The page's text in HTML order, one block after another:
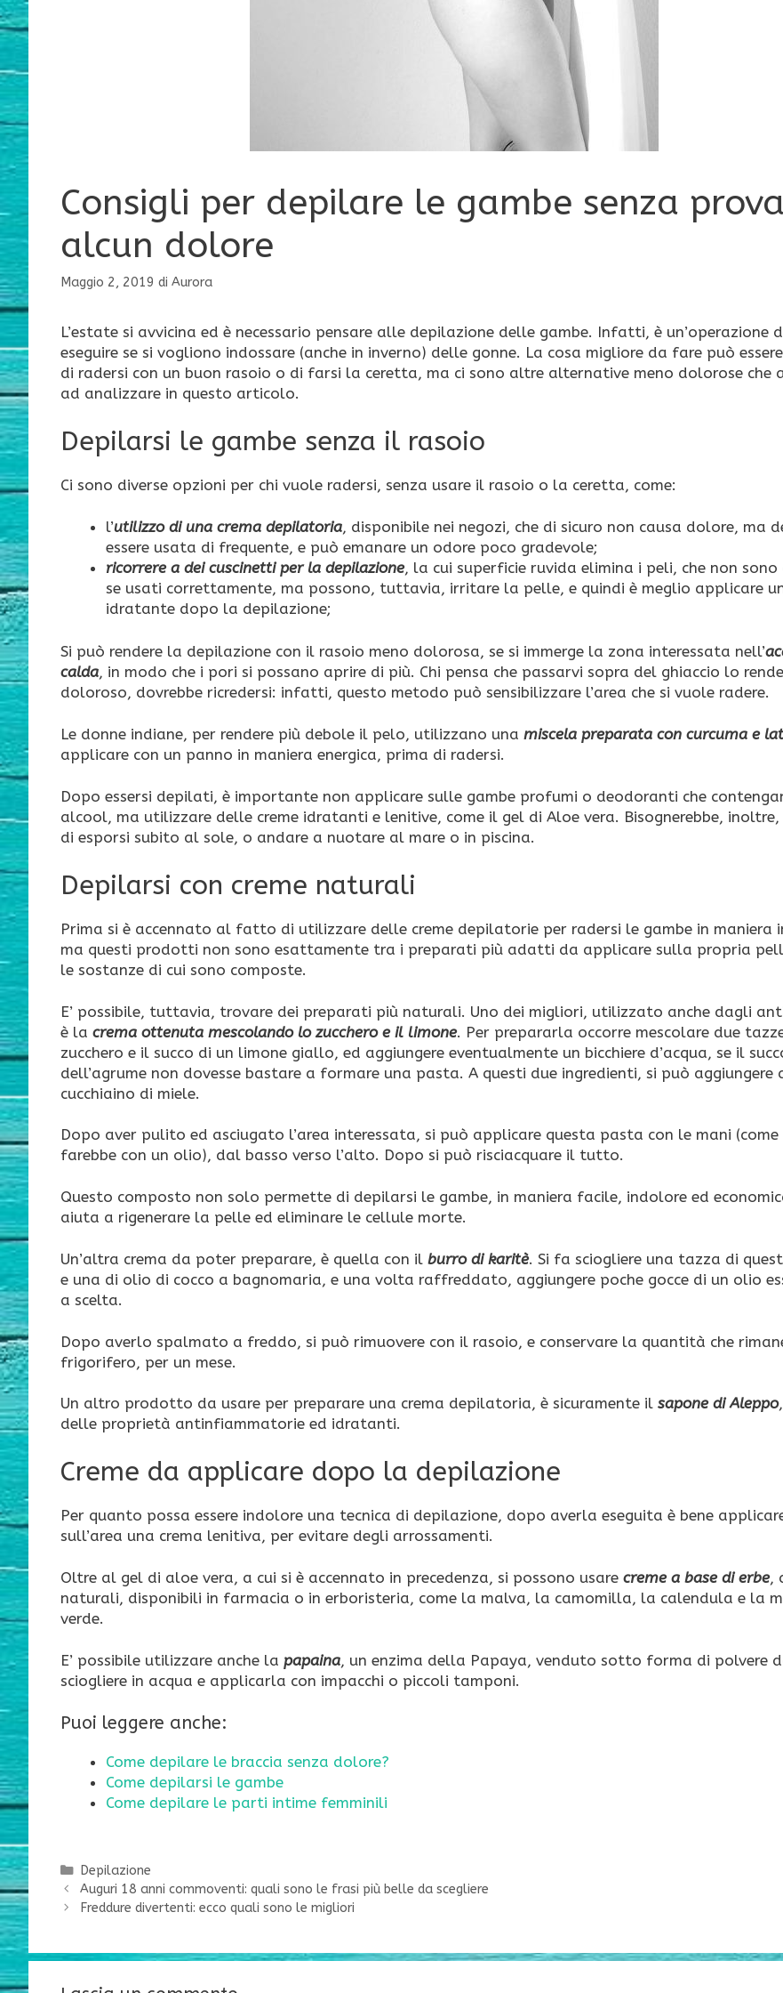
Consigli per depilare le gambe senza
alcun dolore
Maggio 2, 2019 di Aurora
L’estate si avvicina ed è necessario pensare alle depilazione delle gambe. Infatti, è un’operazione
eseguire se si vogliono indossare (anche in inverno) delle gonne. La cosa migliore da fare può
di radersi con un buon rasoio o di farsi la ceretta, ma ci sono altre alternative meno dolorose che
ad analizzare in questo articolo.
Depilarsi le gambe senza il rasoio
Ci sono diverse opzioni per chi vuole radersi, senza usare il rasoio o la ceretta, come:
l’utilizzo di una crema depilatoria, disponibile nei negozi, che di sicuro non causa dolore, ma
essere usata di frequente, e può emanare un odore poco gradevole;
ricorrere a dei cuscinetti per la depilazione, la cui superficie ruvida elimina i peli, che non
se usati correttamente, ma possono, tuttavia, irritare la pelle, e quindi è meglio applicare
idratante dopo la depilazione;
Si può rendere la depilazione con il rasoio meno dolorosa, se si immerge la zona interessata nell’
calda, in modo che i pori si possano aprire di più. Chi pensa che passarvi sopra del ghiaccio lo
doloroso, dovrebbe ricredersi: infatti, questo metodo può sensibilizzare l’area che si vuole radere.
Le donne indiane, per rendere più debole il pelo, utilizzano una miscela preparata con curcuma e
applicare con un panno in maniera energica, prima di radersi.
Dopo essersi depilati, è importante non applicare sulle gambe profumi o deodoranti che
alcool, ma utilizzare delle creme idratanti e lenitive, come il gel di Aloe vera. Bisognerebbe,
di esporsi subito al sole, o andare a nuotare al mare o in piscina.
Depilarsi con creme naturali
Prima si è accennato al fatto di utilizzare delle creme depilatorie per radersi le gambe in maniera
ma questi prodotti non sono esattamente tra i preparati più adatti da applicare sulla propria
le sostanze di cui sono composte.
E’ possibile, tuttavia, trovare dei preparati più naturali. Uno dei migliori, utilizzato anche dagli
è la crema ottenuta mescolando lo zucchero e il limone. Per prepararla occorre mescolare due
zucchero e il succo di un limone giallo, ed aggiungere eventualmente un bicchiere d’acqua, se il
dell’agrume non dovesse bastare a formare una pasta. A questi due ingredienti, si può aggiungere
cucchiaino di miele.
Dopo aver pulito ed asciugato l’area interessata, si può applicare questa pasta con le mani (come
farebbe con un olio), dal basso verso l’alto. Dopo si può risciacquare il tutto.
Questo composto non solo permette di depilarsi le gambe, in maniera facile, indolore ed
aiuta a rigenerare la pelle ed eliminare le cellule morte.
Un’altra crema da poter preparare, è quella con il burro di karitè. Si fa sciogliere una tazza di
e una di olio di cocco a bagnomaria, e una volta raffreddato, aggiungere poche gocce di un olio
a scelta.
Dopo averlo spalmato a freddo, si può rimuovere con il rasoio, e conservare la quantità che
frigorifero, per un mese.
Un altro prodotto da usare per preparare una crema depilatoria, è sicuramente il sapone di Aleppo
delle proprietà antinfiammatorie ed idratanti.
Creme da applicare dopo la depilazione
Per quanto possa essere indolore una tecnica di depilazione, dopo averla eseguita è bene
sull’area una crema lenitiva, per evitare degli arrossamenti.
Oltre al gel di aloe vera, a cui si è accennato in precedenza, si possono usare creme a base di erbe,
naturali, disponibili in farmacia o in erboristeria, come la malva, la camomilla, la calendula e la
verde.
E’ possibile utilizzare anche la papaina, un enzima della Papaya, venduto sotto forma di polvere
sciogliere in acqua e applicarla con impacchi o piccoli tamponi.
Puoi leggere anche:
Come depilare le braccia senza dolore?
Come depilarsi le gambe
Come depilare le parti intime femminili
Categorie
Depilazione
Auguri 18 anni commoventi: quali sono le frasi più belle da scegliere
Freddure divertenti: ecco quali sono le migliori